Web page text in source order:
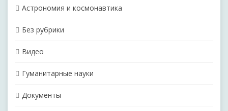
Астрономия и космонавтика
Без рубрики
Видео
Гуманитарные науки
Документы